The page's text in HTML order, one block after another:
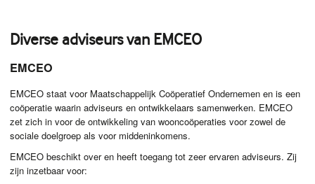
Diverse adviseurs van EMCEO
EMCEO
EMCEO staat voor Maatschappelijk Coöperatief Ondernemen en is een
coöperatie waarin adviseurs en ontwikkelaars samenwerken. EMCEO
zet zich in voor de ontwikkeling van wooncoöperaties voor zowel de
sociale doelgroep als voor middeninkomens.
EMCEO beschikt over en heeft toegang tot zeer ervaren adviseurs. Zij
zijn inzetbaar voor: